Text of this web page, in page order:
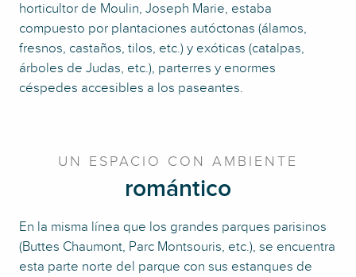
horticultor de Moulin, Joseph Marie, estaba
compuesto por plantaciones autóctonas (álamos,
fresnos, castaños, tilos, etc.) y exóticas (catalpas,
árboles de Judas, etc.), parterres y enormes
céspedes accesibles a los paseantes.
UN ESPACIO CON AMBIENTE
romántico
En la misma línea que los grandes parques parisinos
(Buttes Chaumont, Parc Montsouris, etc.), se encuentra
esta parte norte del parque con sus estanques de